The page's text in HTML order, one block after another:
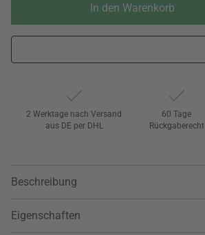
In den Warenkorb
2 Werktage nach Versand
aus DE per DHL
60 Tage
Rückgaberecht
Beschreibung
Eigenschaften